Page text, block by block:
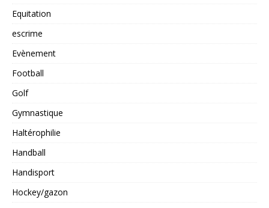
Equitation
escrime
Evènement
Football
Golf
Gymnastique
Haltérophilie
Handball
Handisport
Hockey/gazon